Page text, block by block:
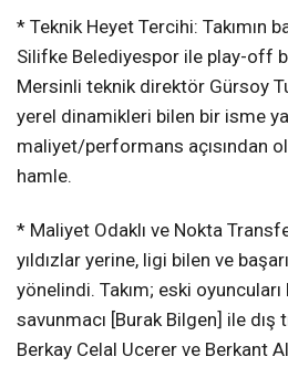
* Teknik Heyet Tercihi: Takımın
Silifke Belediyespor ile play-off
Mersinli teknik direktör Gürsoy
yerel dinamikleri bilen bir isme
maliyet/performans açısından
hamle.
* Maliyet Odaklı ve Nokta
yıldızlar yerine, ligi bilen ve
yönelindi. Takım; eski
savunmacı [Burak Bilgen] ile dış
Berkay Celal Ucerer ve Berkant